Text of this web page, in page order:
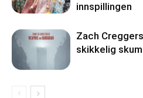
innspillingen
Zach
skikkelig